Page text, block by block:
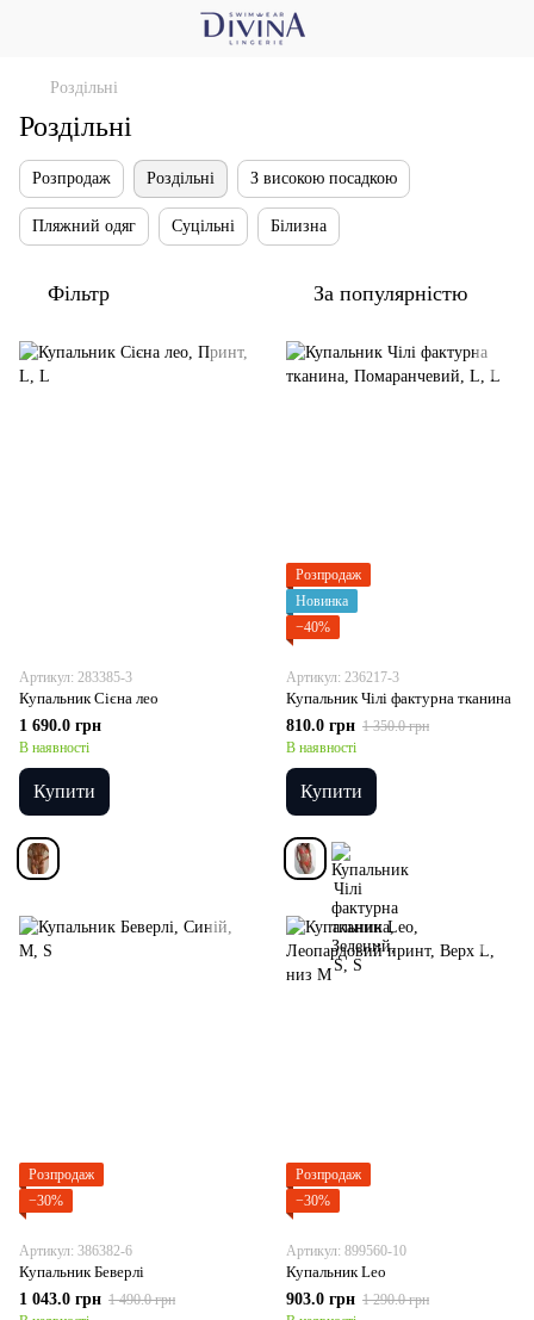
Роздільні
Роздільні
Розпродаж Роздільні З високою посадкою
Пляжний одяг Суцільні Білизна
Фільтр За популярністю
Артикул: 283385-3
Купальник Сієна лео
1 690.0 грн
В наявності
Купити
Розпродаж
Новинка
−40%
Артикул: 236217-3
Купальник Чілі фактурна тканина
810.0 грн 1 350.0 грн
В наявності
Купити
Розпродаж
−30%
Артикул: 386382-6
Купальник Беверлі
1 043.0 грн 1 490.0 грн
Розпродаж
−30%
Артикул: 899560-10
Купальник Leo
903.0 грн 1 290.0 грн